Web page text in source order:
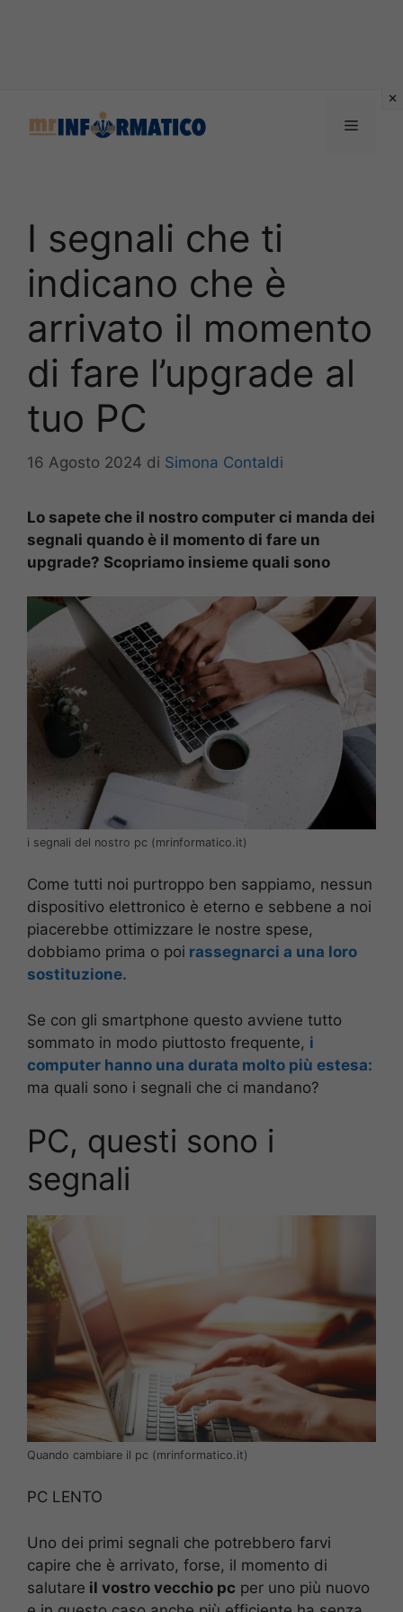
Menu
I segnali che ti
indicano che è
arrivato il momento
di fare l’upgrade al
tuo PC
16 Agosto 2024 di Simona Contaldi
Lo sapete che il nostro computer ci manda dei
segnali quando è il momento di fare un
upgrade? Scopriamo insieme quali sono
i segnali del nostro pc (mrinformatico.it)
Come tutti noi purtroppo ben sappiamo, nessun
dispositivo elettronico è eterno e sebbene a noi
piacerebbe ottimizzare le nostre spese,
dobbiamo prima o poi rassegnarci a una loro
sostituzione.
Se con gli smartphone questo avviene tutto
sommato in modo piuttosto frequente, i
computer hanno una durata molto più estesa:
ma quali sono i segnali che ci mandano?
PC, questi sono i
segnali
Quando cambiare il pc (mrinformatico.it)
PC LENTO
Uno dei primi segnali che potrebbero farvi
capire che è arrivato, forse, il momento di
salutare il vostro vecchio pc per uno più nuovo